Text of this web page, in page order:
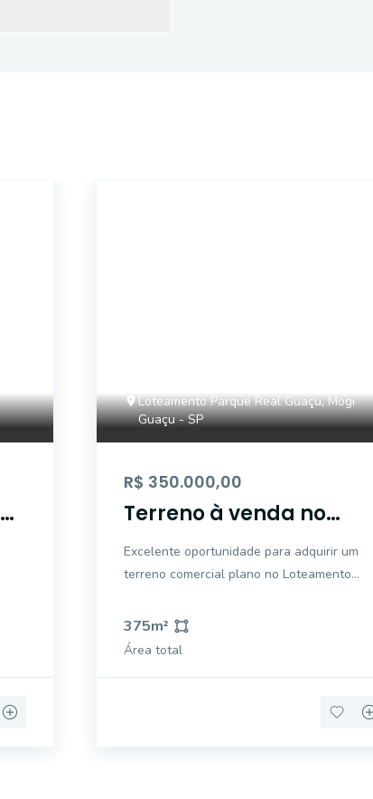
Loteamento Parque Real Guaçu, Mogi
Guaçu - SP
R$ 350.000,00
Terreno à venda no
Parque Real em Mogi
Guaçu
Excelente oportunidade para adquirir um
terreno comercial plano no Loteamento
uma área total de 375 m², este terreno é
ideal para construir a casa dos seus sonhos.
375m²
Área total